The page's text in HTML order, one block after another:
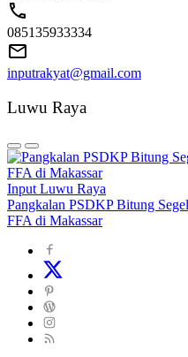
085135933334
inputrakyat@gmail.com
Luwu Raya
Input Luwu Raya
Pangkalan PSDKP Bitung
FFA di Makassar